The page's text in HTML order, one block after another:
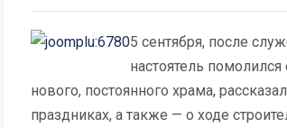
5 сентября, после
настоятель
нового, постоянного храма,
праздниках, а также — о ходе